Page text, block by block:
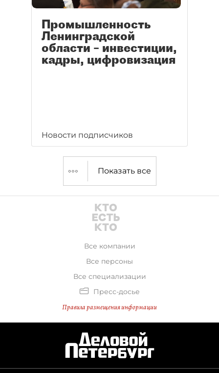
Промышленность
Ленинградской
области – инвестиции,
кадры, цифровизация
Новости подписчиков
Показать все
Все компании
Все персоны
Все специализации
Пресс-досье
Правила размещения информации